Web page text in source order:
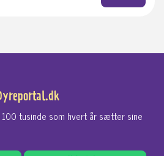
100 tusinde som hvert år sætter sine